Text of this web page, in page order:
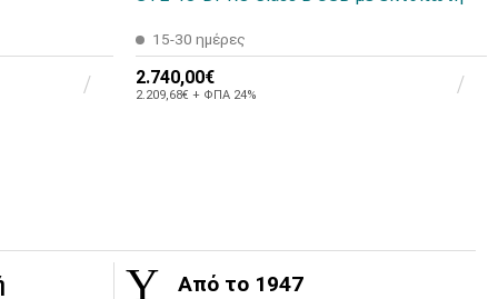
15-30 ημέρες
2.740,00€
2.209,68€ + ΦΠΑ 24%
Από το 1947